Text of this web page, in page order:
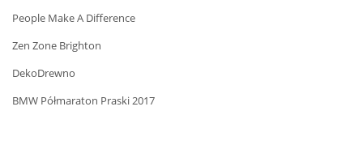
People Make A Difference
Zen Zone Brighton
DekoDrewno
BMW Półmaraton Praski 2017